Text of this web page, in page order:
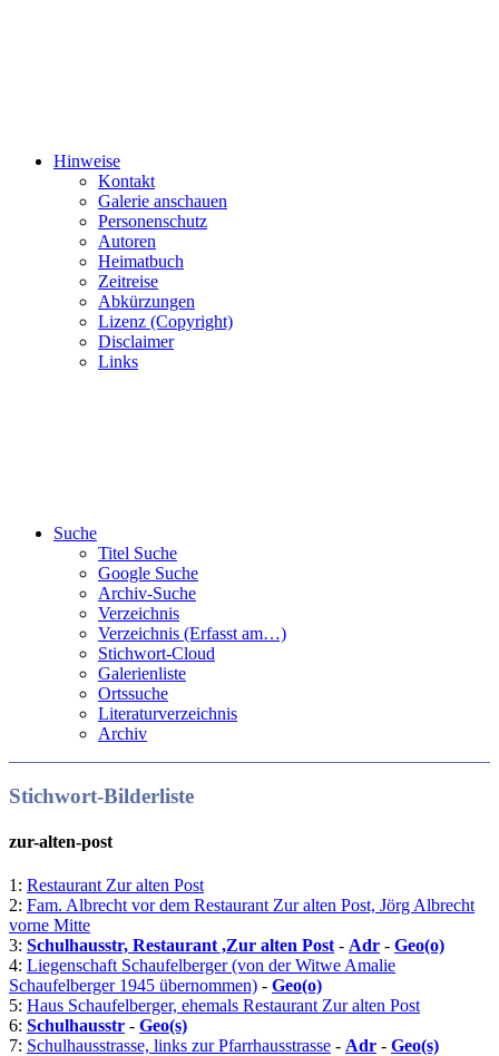
Hinweise
Kontakt
Galerie anschauen
Personenschutz
Autoren
Heimatbuch
Zeitreise
Abkürzungen
Lizenz (Copyright)
Disclaimer
Links
Suche
Titel Suche
Google Suche
Archiv-Suche
Verzeichnis
Verzeichnis (Erfasst am…)
Stichwort-Cloud
Galerienliste
Ortssuche
Literaturverzeichnis
Archiv
Stichwort-Bilderliste
zur-alten-post
1: Restaurant Zur alten Post
2: Fam. Albrecht vor dem Restaurant Zur alten Post, Jörg Albrecht
vorne Mitte
3: Schulhausstr, Restaurant ,Zur alten Post - Adr - Geo(o)
4: Liegenschaft Schaufelberger (von der Witwe Amalie
Schaufelberger 1945 übernommen) - Geo(o)
5: Haus Schaufelberger, ehemals Restaurant Zur alten Post
6: Schulhausstr - Geo(s)
7: Schulhausstrasse, links zur Pfarrhausstrasse - Adr - Geo(s)